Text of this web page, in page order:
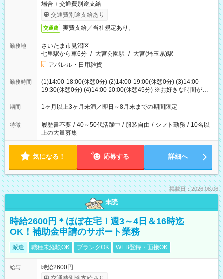
場合＋交通費別途支給
交通費別途支給あり
交通費 実費支給／当社規定あり。
勤務地
さいたま市見沼区
七里駅から車6分 / 大宮公園駅 / 大宮(埼玉県)駅
アパレル・日用雑貨
勤務時間
(1)14:00-18:00(休憩0分) (2)14:00-19:00(休憩0分) (3)14:00-
19:30(休憩0分) (4)14:00-20:00(休憩45分) ※お好きな時間が選べ
ます
期間 1ヶ月以上3ヶ月未満／即日～8月末までの期間限定
特徴 履歴書不要 / 40～50代活躍中 / 服装自由 / シフト勤務 / 10名以
上の大量募集
気になる！ 応募する 詳細へ
掲載日：2026.08.06
未読
時給2600円＊ほぼ在宅！週3～4日＆16時迄
OK！補助金申請のサポート業務
派遣 職種未経験OK ブランクOK WEB登録・面接OK
給与
時給2600円